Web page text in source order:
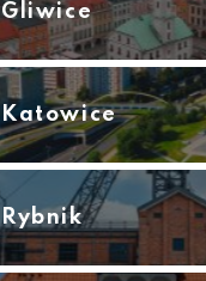
Gliwice
Katowice
Rybnik